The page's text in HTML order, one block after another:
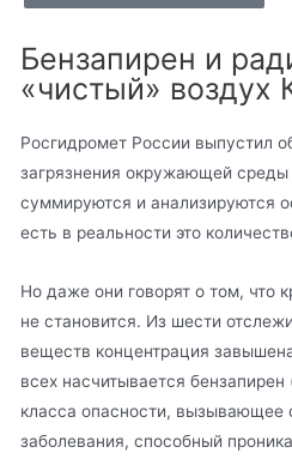
Бензапирен и
«чистый» воздух
Росгидромет России выпустил
загрязнения окружающей
суммируются и анализируются
есть в реальности это
Но даже они говорят о том, что
не становится. Из шести
веществ концентрация
всех насчитывается
класса опасности, вызывающее
заболевания, способный